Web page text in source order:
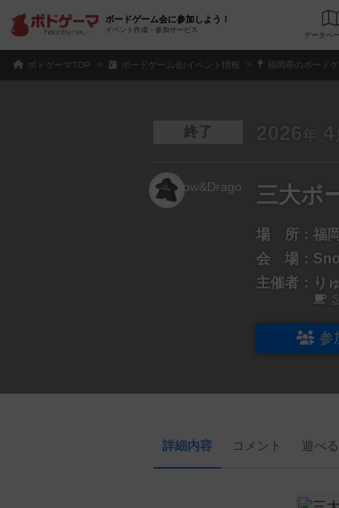
ボードゲーム会に参加しよう！
イベント作成・参加サービス
ボドゲーマTOP ボードゲーム会/イベント情報 福岡県のボード
終了 2026 年 4
三大ボ
場 所： 福
会 場：
主催者：
り
参
詳細内容 コメント 遊べる